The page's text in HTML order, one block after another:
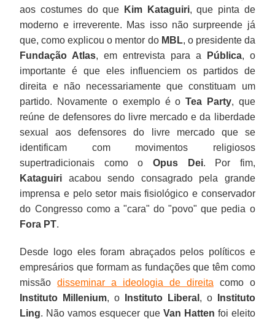
aos costumes do que Kim Kataguiri, que pinta de
moderno e irreverente. Mas isso não surpreende já
que, como explicou o mentor do MBL, o presidente da
Fundação Atlas, em entrevista para a Pública, o
importante é que eles influenciem os partidos de
direita e não necessariamente que constituam um
partido. Novamente o exemplo é o Tea Party, que
reúne de defensores do livre mercado e da liberdade
sexual aos defensores do livre mercado que se
identificam com movimentos religiosos
supertradicionais como o Opus Dei. Por fim,
Kataguiri acabou sendo consagrado pela grande
imprensa e pelo setor mais fisiológico e conservador
do Congresso como a "cara" do "povo" que pedia o
Fora PT.
Desde logo eles foram abraçados pelos políticos e
empresários que formam as fundações que têm como
missãodisseminar a ideologia de direita como o
Instituto Millenium, o Instituto Liberal , o
Instituto
Ling. Não vamos esquecer que Van Hatten foi eleito